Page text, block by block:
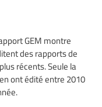
GEM montre
des rapports de
récents. Seule la
ont édité entre 2010